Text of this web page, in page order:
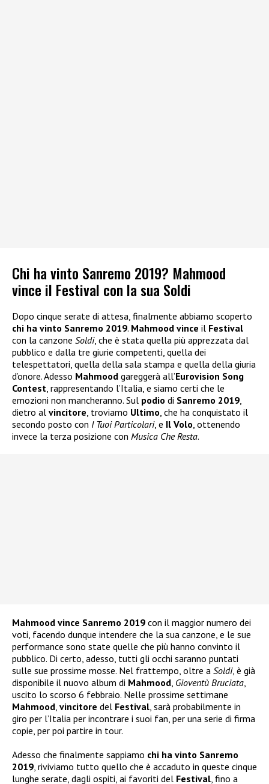
Chi ha vinto Sanremo 2019? Mahmood
vince il Festival con la sua Soldi
Dopo cinque serate di attesa, finalmente abbiamo scoperto
chi ha vinto Sanremo 2019. Mahmood vince il Festival
con la canzone Soldi, che è stata quella più apprezzata dal
pubblico e dalla tre giurie competenti, quella dei
telespettatori, quella della sala stampa e quella della giuria
d’onore. Adesso Mahmood gareggerà all’Eurovision Song
Contest , rappresentando l’Italia, e siamo certi che le
emozioni non mancheranno. Sul podio di Sanremo 2019
dietro al vincitore , troviamo Ultimo , che ha conquistato il
secondo posto con I Tuoi Particolari, e Il Volo , ottenendo
invece la terza posizione con Musica Che Resta.
Mahmood vince Sanremo 2019 con il maggior numero dei
voti, facendo dunque intendere che la sua canzone, e le sue
performance sono state quelle che più hanno convinto il
pubblico. Di certo, adesso, tutti gli occhi saranno puntati
sulle sue prossime mosse. Nel frattempo, oltre a Soldi, è già
disponibile il nuovo album di Mahmood Gioventù Bruciata
uscito lo scorso 6 febbraio. Nelle prossime settimane
Mahmood vincitore del Festival , sarà probabilmente in
giro per l’Italia per incontrare i suoi fan, per una serie di firma
copie, per poi partire in tour.
Adesso che finalmente sappiamo chi ha vinto Sanremo
2019 , riviviamo tutto quello che è accaduto in queste cinque
lunghe serate, dagli ospiti, ai favoriti del Festival , fino a